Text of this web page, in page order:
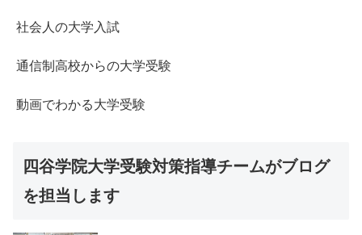
社会人の大学入試
通信制高校からの大学受験
動画でわかる大学受験
四谷学院大学受験対策指導チームがブログ
を担当します